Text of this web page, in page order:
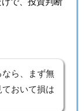
ら、まず無
おいて損は